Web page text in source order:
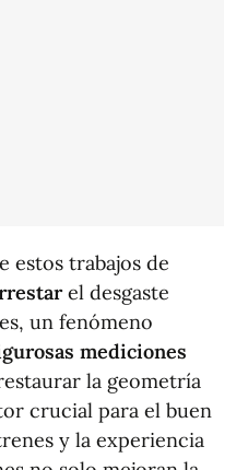
estos trabajos de
el desgaste
un fenómeno
mediciones
la geometría
crucial para el buen
y la experiencia